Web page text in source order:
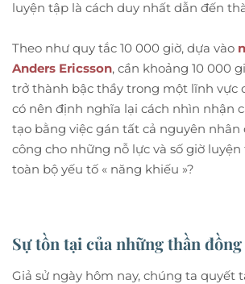
luyện tập là cách duy nhất dẫn đến
Theo như quy tắc 10 000 giờ, dựa vào
Anders Ericsson, cần khoảng 10 000
trở thành bậc thầy trong một lĩnh vực
có nên định nghĩa lại cách nhìn nhận
tạo bằng việc gán tất cả nguyên
công cho những nỗ lực và số giờ luyện
toàn bộ yếu tố « năng khiếu »?
Sự tồn tại của những thần đồng
Giả sử ngày hôm nay, chúng ta quyết